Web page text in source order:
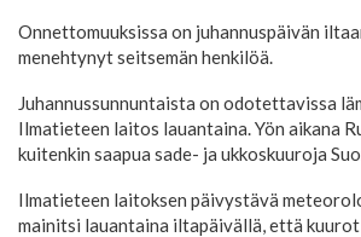
Onnettomuuksissa on juhannuspäivän
menehtynyt seitsemän henkilöä.
Juhannussunnuntaista on odotettavissa
Ilmatieteen laitos lauantaina. Yön aikana
kuitenkin saapua sade- ja ukkoskuuroja
Ilmatieteen laitoksen päivystävä
mainitsi lauantaina iltapäivällä, että